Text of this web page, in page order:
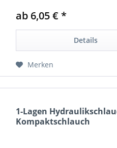
ab 6,05 € *
Details
Merken
1-Lagen
Kompaktschlauch